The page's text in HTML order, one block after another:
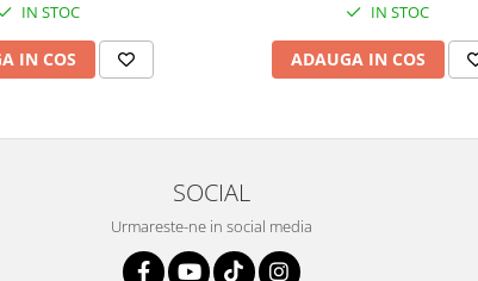
IN STOC
IN COS
IN STOC
ADAUGA IN COS
SOCIAL
Urmareste-ne in social media